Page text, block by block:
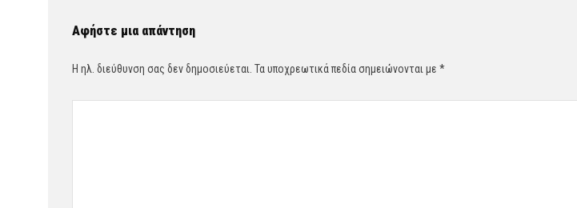
Αφήστε μια απάντηση
Η ηλ. διεύθυνση σας δεν δημοσιεύεται. Τα υποχρεωτικά πεδία σημειώνονται με *